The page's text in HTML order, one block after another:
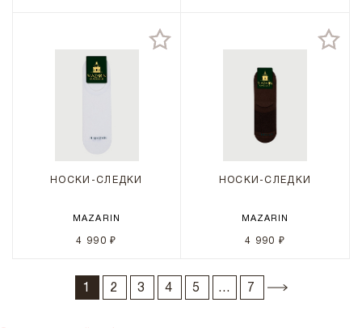
НОСКИ-СЛЕДКИ
MAZARIN
4 990 ₽
НОСКИ-СЛЕДКИ
MAZARIN
4 990 ₽
1 2 3 4 5 ... 7